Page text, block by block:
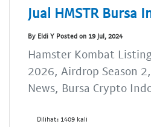
Jual HMSTR Bursa
By Eldi Y Posted on 19 Jul, 2024
Hamster Kombat
2026, Airdrop Season
News, Bursa Crypto
Dilihat: 1409 kali